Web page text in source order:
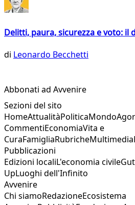
Delitti, paura, sicurezza e voto: il
di Leonardo Becchetti
Abbonati ad Avvenire
Sezioni del sito
HomeAttualitàPoliticaMondo
CommentiEconomiaVita e
CuraFamigliaRubricheMultimedia
Pubblicazioni
Edizioni localiL'economia civile
UpLuoghi dell'Infinito
Avvenire
Chi siamoRedazioneEcosistema